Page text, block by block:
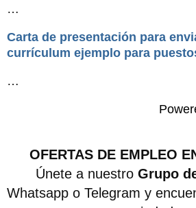
…
Carta de presentación para
currículum ejemplo para
…
OFERTAS DE EMPLEO
Únete a nuestro Grupo
Whatsapp o Telegram y